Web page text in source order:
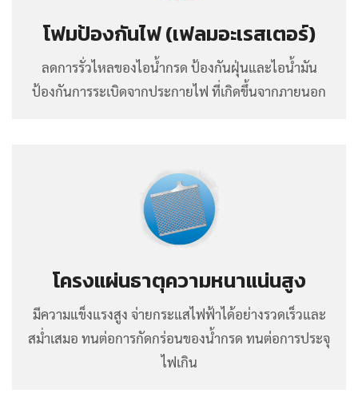
โฟมป้องกันไฟ (เฟลมอะเรสเตอร์)
ลดการรั่วไหลของไอน้ำกรด ป้องกันฝุ่นและไอน้ำมัน
ป้องกันการระเบิดจากประกายไฟ ที่เกิดขึ้นจากภายนอก
โครงแผ่นธาตุความหนาแน่นสูง
มีความแข็งแรงสูง จ่ายกระแสไฟฟ้าได้อย่างรวดเร็วและ
สม่ำเสมอ ทนต่อการกัดกร่อนของน้ำกรด ทนต่อการประจุ
ไฟเกิน